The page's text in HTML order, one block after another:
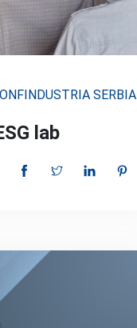
SERBIA
lab